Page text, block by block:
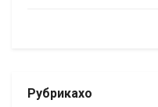
Рубрикахо